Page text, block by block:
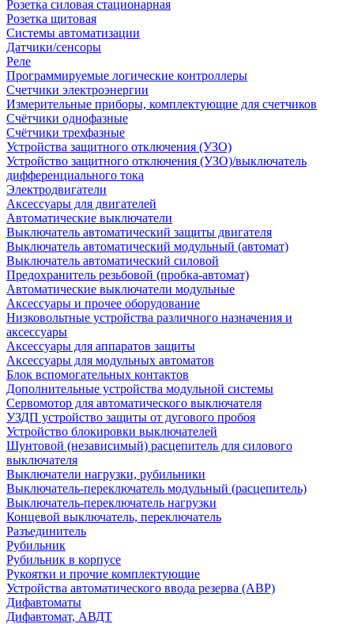
Розетка силовая стационарная
Розетка щитовая
Системы автоматизации
Датчики/сенсоры
Реле
Программируемые логические контроллеры
Счетчики электроэнергии
Измерительные приборы, комплектующие для счетчиков
Счётчики однофазные
Счётчики трехфазные
Устройства защитного отключения (УЗО)
Устройство защитного отключения (УЗО)/выключатель
дифференциального тока
Электродвигатели
Аксессуары для двигателей
Автоматические выключатели
Выключатель автоматический защиты двигателя
Выключатель автоматический модульный (автомат)
Выключатель автоматический силовой
Предохранитель резьбовой (пробка-автомат)
Автоматические выключатели модульные
Аксессуары и прочее оборудование
Низковольтные устройства различного назначения и
аксессуары
Аксессуары для аппаратов защиты
Аксессуары для модульных автоматов
Блок вспомогательных контактов
Дополнительные устройства модульной системы
Сервомотор для автоматического выключателя
УЗДП устройство защиты от дугового пробоя
Устройство блокировки выключателей
Шунтовой (независимый) расцепитель для силового
выключателя
Выключатели нагрузки, рубильники
Выключатель-переключатель модульный (расцепитель)
Выключатель-переключатель нагрузки
Концевой выключатель, переключатель
Разъединитель
Рубильник
Рубильник в корпусе
Рукоятки и прочие комплектующие
Устройства автоматического ввода резерва (АВР)
Дифавтоматы
Дифавтомат, АВДТ